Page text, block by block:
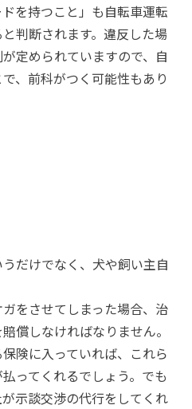
を持つこと」も自転車運転
判断されます。違反した場
定められていますので、自
、前科がつく可能性もあり
だけでなく、犬や飼い主自
をさせてしまった場合、治
償しなければなりません。
険に入っていれば、これら
ってくれるでしょう。でも
示談交渉の代行をしてくれ